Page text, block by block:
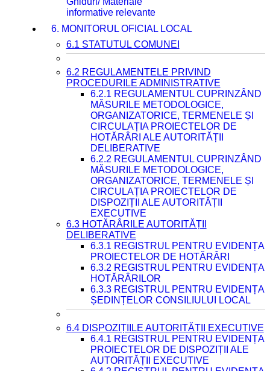
informative relevante
6. MONITORUL OFICIAL LOCAL
6.1 STATUTUL COMUNEI
6.2 REGULAMENTELE PRIVIND
PROCEDURILE ADMINISTRATIVE
6.2.1 REGULAMENTUL CUPRINZÂND
MĂSURILE METODOLOGICE,
ORGANIZATORICE, TERMENELE ȘI
CIRCULAȚIA PROIECTELOR DE
HOTĂRÂRI ALE AUTORITĂȚII
DELIBERATIVE
6.2.2 REGULAMENTUL CUPRINZÂND
MĂSURILE METODOLOGICE,
ORGANIZATORICE, TERMENELE ȘI
CIRCULAȚIA PROIECTELOR DE
DISPOZIȚII ALE AUTORITĂȚII
EXECUTIVE
6.3 HOTĂRÂRILE AUTORITĂȚII
DELIBERATIVE
6.3.1 REGISTRUL PENTRU EVIDENȚA
PROIECTELOR DE HOTĂRÂRI
6.3.2 REGISTRUL PENTRU EVIDENȚA
HOTĂRÂRILOR
6.3.3 REGISTRUL PENTRU EVIDENȚA
ȘEDINȚELOR CONSILIULUI LOCAL
6.4 DISPOZIȚIILE AUTORITĂȚII EXECUTIVE
6.4.1 REGISTRUL PENTRU EVIDENȚA
PROIECTELOR DE DISPOZIȚII ALE
AUTORITĂȚII EXECUTIVE